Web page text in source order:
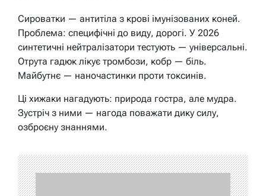
Сироватки — антитіла з крові імунізованих коней.
Проблема: специфічні до виду, дорогі. У 2026
синтетичні нейтралізатори тестують — універсальні.
Отрута гадюк лікує тромбози, кобр — біль.
Майбутнє — наночастинки проти токсинів.
Ці хижаки нагадують: природа гостра, але мудра.
Зустріч з ними — нагода поважати дику силу,
озброєну знаннями.